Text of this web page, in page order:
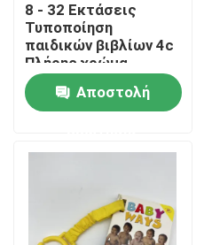
8 - 32 Εκτάσεις
Τυποποίηση
παιδικών βιβλίων 4c
Πλήρης χρώμα
Επαγγελματικές
υπηρεσίες
εκτύπωσης
Αποστολή